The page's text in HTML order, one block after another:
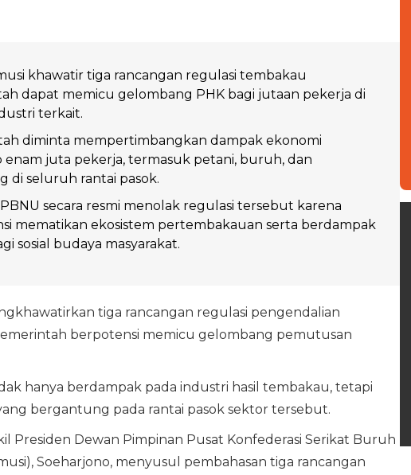
khawatir tiga rancangan regulasi tembakau
dapat memicu gelombang PHK bagi jutaan pekerja di
terkait.
diminta mempertimbangkan dampak ekonomi
enam juta pekerja, termasuk petani, buruh, dan
di seluruh rantai pasok.
secara resmi menolak regulasi tersebut karena
mematikan ekosistem pertembakauan serta berdampak
sosial budaya masyarakat.
tiga rancangan regulasi pengendalian
berpotensi memicu gelombang pemutusan
hanya berdampak pada industri hasil tembakau, tetapi
bergantung pada rantai pasok sektor tersebut.
Presiden Dewan Pimpinan Pusat Konfederasi Serikat Buruh
Soeharjono, menyusul pembahasan tiga rancangan